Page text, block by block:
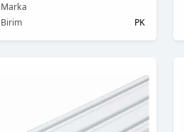
Marka
Birim
PK